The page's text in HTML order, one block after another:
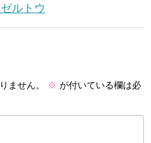
ルトウ
ません。 ※ が付いている欄は必